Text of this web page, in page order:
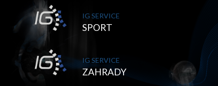
IG SERVICE
SPORT
IG SERVICE
ZAHRADY